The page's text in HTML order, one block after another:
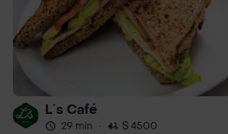
L´s Café
29 min · $ 4500